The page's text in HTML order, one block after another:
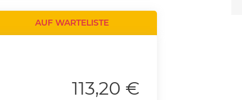
AUF WARTELISTE
113,20 €